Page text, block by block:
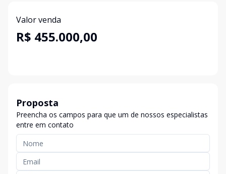
Valor venda
R$ 455.000,00
Proposta
Preencha os campos para que um de nossos especialistas
entre em contato